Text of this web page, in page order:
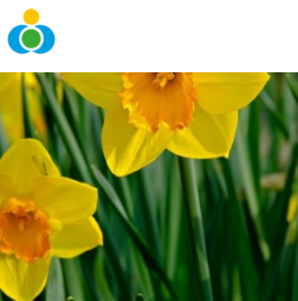
Hyppää
pääsisältöön